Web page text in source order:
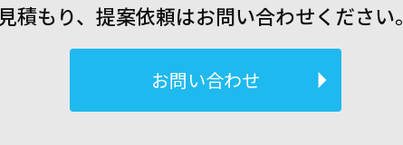
見積もり、提案依頼はお問い合わせください。
お問い合わせ